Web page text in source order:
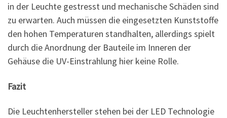
in der Leuchte gestresst und mechanische Schäden sind
zu erwarten. Auch müssen die eingesetzten Kunststoffe
den hohen Temperaturen standhalten, allerdings spielt
durch die Anordnung der Bauteile im Inneren der
Gehäuse die UV-Einstrahlung hier keine Rolle.
Fazit
Die Leuchtenhersteller stehen bei der LED Technologie